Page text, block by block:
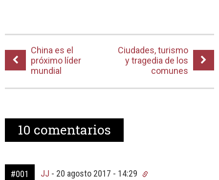
China es el
próximo líder
mundial
Ciudades, turismo
y tragedia de los
comunes
10 comentarios
#001 JJ - 20 agosto 2017 - 14:29